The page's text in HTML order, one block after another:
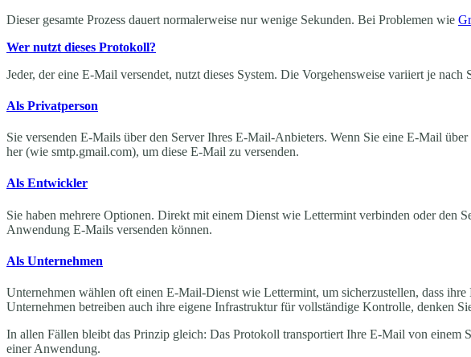
Dieser gesamte Prozess dauert normalerweise nur wenige Sekunden. Bei Problemen wie
Wer nutzt dieses Protokoll?
Jeder, der eine E-Mail versendet, nutzt dieses System. Die Vorgehensweise variiert je nach
Als Privatperson
Sie versenden E-Mails über den Server Ihres E-Mail-Anbieters. Wenn Sie eine E-Mail
her (wie smtp.gmail.com), um diese E-Mail zu versenden.
Als Entwickler
Sie haben mehrere Optionen. Direkt mit einem Dienst wie Lettermint verbinden oder den
Anwendung E-Mails versenden können.
Als Unternehmen
Unternehmen wählen oft einen E-Mail-Dienst wie Lettermint, um sicherzustellen, dass
Unternehmen betreiben auch ihre eigene Infrastruktur für vollständige Kontrolle, denken
In allen Fällen bleibt das Prinzip gleich: Das Protokoll transportiert Ihre E-Mail von einem
einer Anwendung.